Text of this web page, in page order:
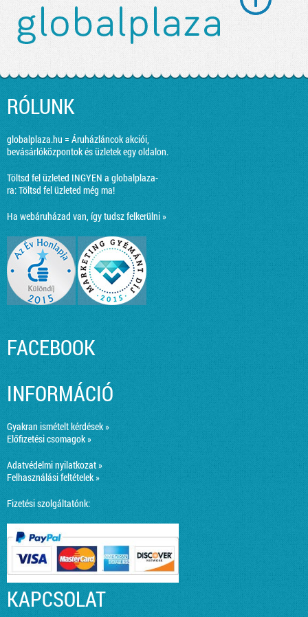
RÓLUNK
globalplaza.hu = Áruházláncok akciói,
bevásárlóközpontok és üzletek egy oldalon.
Töltsd fel üzleted INGYEN a globalplaza-
ra:Töltsd fel üzleted még ma!
Ha webáruházad van, így tudsz felkerülni »
FACEBOOK
INFORMÁCIÓ
Gyakran ismételt kérdések »
Előfizetési csomagok »
Adatvédelmi nyilatkozat »
Felhasználási feltételek »
Fizetési szolgáltatónk:
KAPCSOLAT